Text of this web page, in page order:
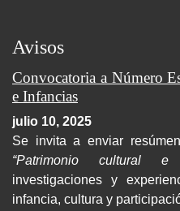
Avisos
Convocatoria a Número
e Infancias
julio 10, 2025
Se invita a enviar
“Patrimonio cultural e
investigaciones y
infancia, cultura y